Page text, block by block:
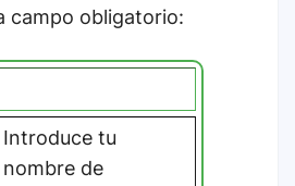
campo obligatorio:
Introduce tu
nombre de